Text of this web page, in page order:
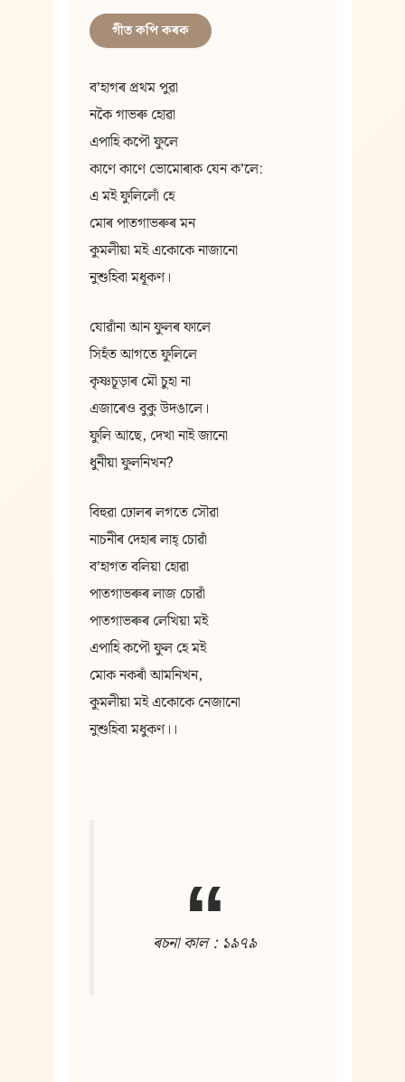
গীত কপি কৰক
বʼহাগৰ প্ৰথম পুৱা
নকৈ গাভৰু হোৱা
এপাহি কপৌ ফুলে
কাণে কাণে ভোমোৰাক যেন কʼলে:
এ মই ফুলিলোঁ হে
মোৰ পাতগাভৰুৰ মন
কুমলীয়া মই একোকে নাজানো
নুশুহিবা মধূকণ।
যোৱাঁনা আন ফুলৰ ফালে
সিহঁত আগতে ফুলিলে
কৃষ্ণচূড়াৰ মৌ চুহা না
এজাৰেও বুকু উদঙালে।
ফুলি আছে, দেখা নাই জানো
ধুনীয়া ফুলনিখন?
বিহুৱা ঢোলৰ লগতে সৌৱা
নাচনীৰ দেহাৰ লাহ্‌ চোৱাঁ
বʼহাগত বলিয়া হোৱা
পাতগাভৰুৰ লাজ চোৱাঁ
পাতগাভৰুৰ লেখিয়া মই
এপাহি কপৌ ফুল হে মই
মোক নকৰাঁ আমনিখন,
কুমলীয়া মই একোকে নেজানো
নুশুহিবা মধুকণ।।
ৰচনা কাল : ১৯৭৯